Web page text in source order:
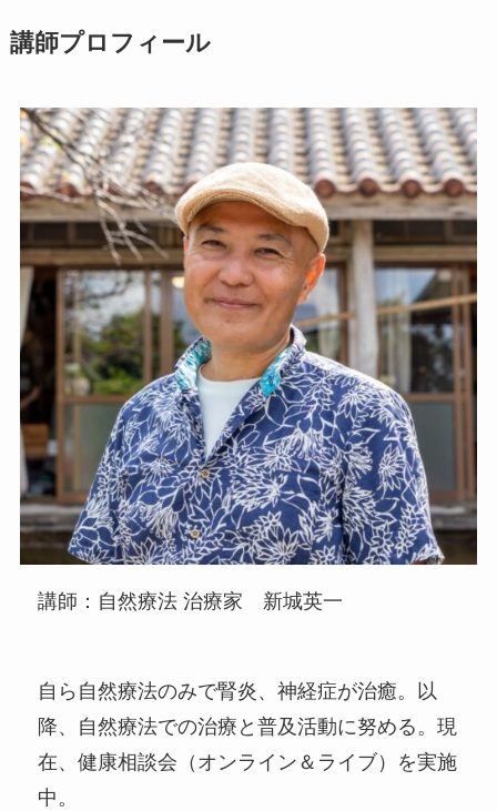
講師プロフィール
講師：自然療法 治療家 新城英一
自ら自然療法のみで腎炎、神経症が治癒。以
降、自然療法での治療と普及活動に努める。現
在、健康相談会（オンライン＆ライブ）を実施
中。